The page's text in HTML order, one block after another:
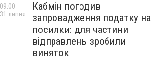
Кабмін погодив
запровадження податку на
посилки: для частини
відправлень зробили
виняток
09:00
31 липня